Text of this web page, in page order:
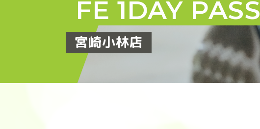
FE 1DAY PASS
宮崎小林店